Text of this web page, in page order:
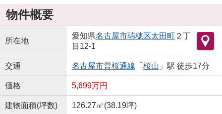
物件概要
所在地
愛知県名古屋市瑞穂区太田町２丁
目12-1
交通 名古屋市営桜通線 「 桜山 」駅 徒歩17分
価格 5,699万円
建物面積(坪数) 126.27㎡(38.19坪)